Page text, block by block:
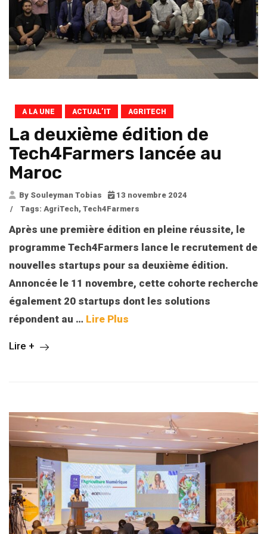
A LA UNE ACTUAL’IT AGRITECH
La deuxième édition de
Tech4Farmers lancée au
Maroc
By Souleyman Tobias
13 novembre 2024
/
Tags: AgriTech, Tech4Farmers
Après une première édition en pleine réussite, le
programme Tech4Farmers lance le recrutement de
nouvelles startups pour sa deuxième édition.
Annoncée le 11 novembre, cette cohorte recherche
également 20 startups dont les solutions
répondent au … Lire Plus
Lire +